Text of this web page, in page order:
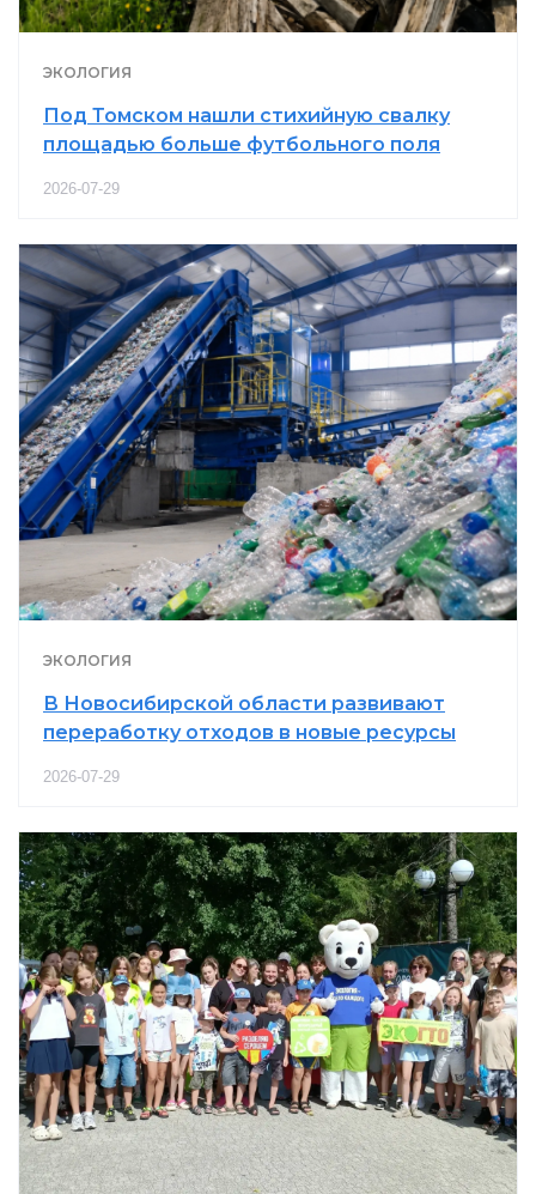
ЭКОЛОГИЯ
Под Томском нашли стихийную свалку
площадью больше футбольного поля
2026-07-29
ЭКОЛОГИЯ
В Новосибирской области развивают
переработку отходов в новые ресурсы
2026-07-29